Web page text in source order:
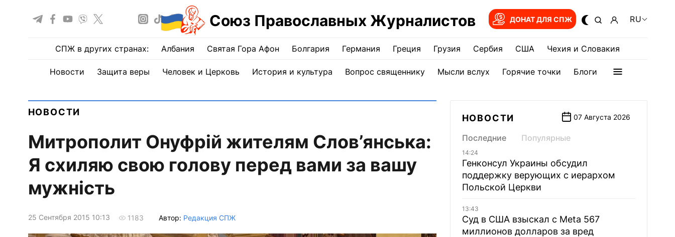
Союз Православных Журналистов ДОНАТ ДЛЯ СПЖ RU
СПЖ в других странах: Албания Святая Гора Афон Болгария Германия Греция Грузия Сербия США Чехия и Словакия
Новости Защита веры Человек и Церковь История и культура Вопрос священнику Мысли вслух Горячие точки Блоги
НОВОСТИ
Митрополит Онуфрій жителям Слов’янська:
Я схиляю свою голову перед вами за вашу
мужність
25 Сентября 2015 10:13 1183 Автор: Редакция СПЖ
НОВОСТИ 07 Августа 2026
Последние Популярные
14:24
Генконсул Украины обсудил
поддержку верующих с иерархом
Польской Церкви
13:43
Суд в США взыскал с Meta 567
миллионов долларов за вред